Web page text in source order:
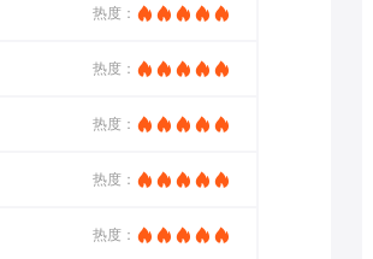
热度：
热度：
热度：
热度：
热度：